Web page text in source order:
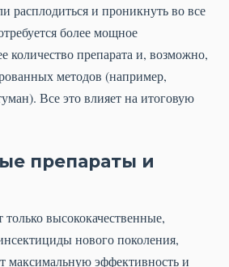
расплодиться и проникнуть во все
более мощное
количество препарата и, возможно,
методов (например,
Все это влияет на итоговую
препараты и
высококачественные,
нового поколения,
максимальную эффективность и